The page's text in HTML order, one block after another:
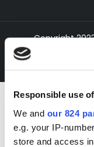
Responsible use
We and our 824
e.g. your IP-
store and access
Copyright